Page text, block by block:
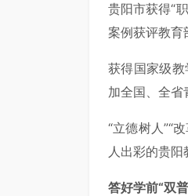
贵阳市获得“
案例获评教育
获得国家级
加全国、全省
“立德树人”“
人出彩的贵阳
答好学前“双